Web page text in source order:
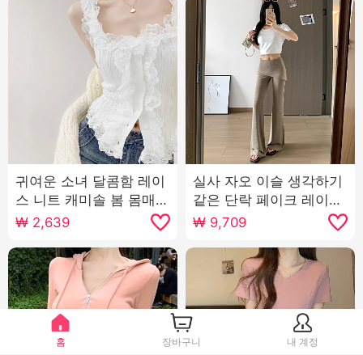
귀여운 소녀 달콤함 레이
스 니트 캐미솔 봄 몸매
가꾸기 허리 수축 슬림해
보이는 인사이드 가져 가
라. 외출용 쇼트 스타일
맨위
₩ 2,639
실사 자오 이슬 생각하기
같은 단락 페이크 레이어
드 방귀 커튼 마이크로 매
운맛 바지 여성 여름 하이
웨이스트 슬림해 보이는
캐주얼 운동 플레어 바지
₩ 9,709
홈 장바구니 내 계정